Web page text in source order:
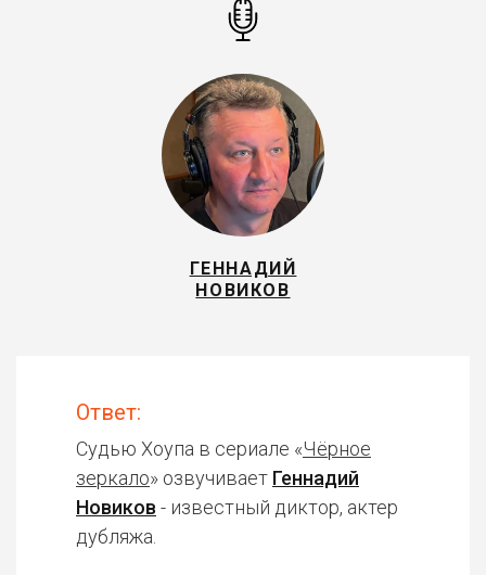
ГЕННАДИЙ
НОВИКОВ
Ответ:
Судью Хоупа в сериале «Чёрное
зеркало» озвучивает Геннадий
Новиков - известный диктор, актер
дубляжа.